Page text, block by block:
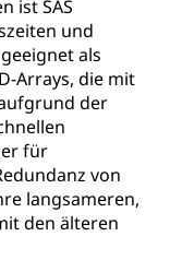
ist SAS
und
als
Arrays, die mit
der
für
von
langsameren,
den älteren